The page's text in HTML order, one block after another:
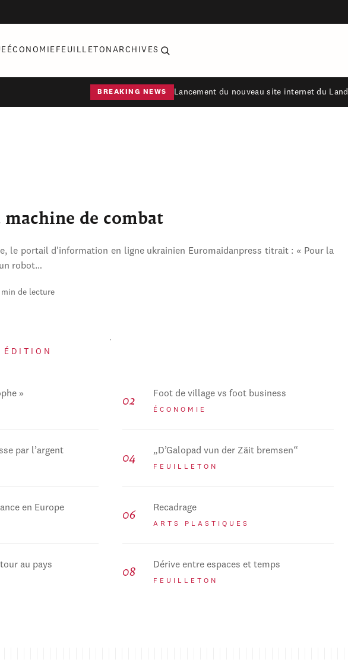
ÉCONOMIE FEUILLETON ARCHIVES
BREAKING NEWS Lancement du nouveau site internet du Land
de combat
le portail d'information en ligne ukrainien Euromaidanpress titrait : « Pour la
robot…
min de lecture
ÉDITION
» Foot de village vs foot business
ÉCONOMIE
par l’argent „D’Galopad vun der Zäit bremsen“
FEUILLETON
en Europe Recadrage
ARTS PLASTIQUES
au pays Dérive entre espaces et temps
FEUILLETON